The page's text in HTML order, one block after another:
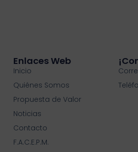
Enlaces Web
Inicio
Quiénes Somos
Propuesta de Valor
Noticias
Contacto
F.A.C.E.P.M.